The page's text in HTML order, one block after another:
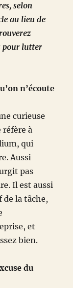
selon
au lieu de
pour lutter
n’écoute
curieuse
réfère à
qui
Aussi
pas
Il est aussi
de la tâche,
et
bien.
du